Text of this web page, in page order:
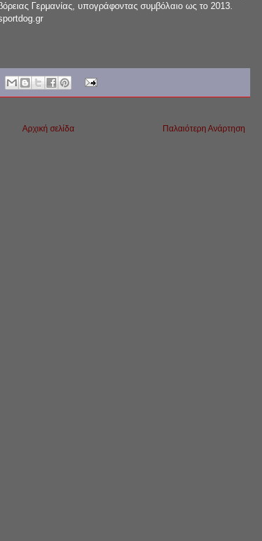
Γερμανίας, υπογράφοντας συμβόλαιο ως το 2013.
Παλαιότερη Ανάρτηση
Αρχική σελίδα